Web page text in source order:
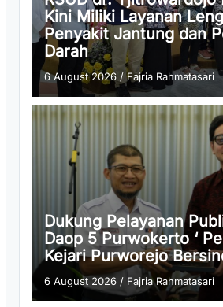
Kini Miliki Layanan
Penyakit Jantung dan
Darah
6 August 2026 /Fajria Rahmatasari
Dukung Pelayanan
Daop 5 Purwokerto ‘
Kejari Purworejo
6 August 2026 / Fajria Rahmatasari